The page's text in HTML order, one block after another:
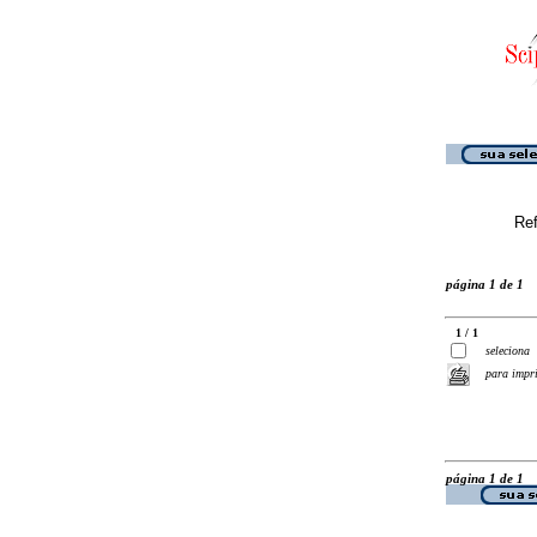
página 1 de 1
1 / 1
seleciona
para
página 1 de 1